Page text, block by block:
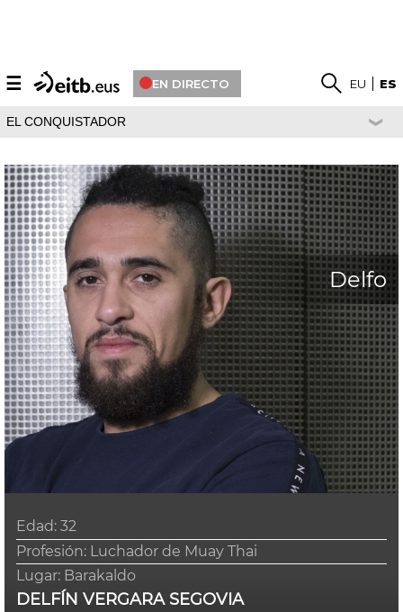
☰ EN DIRECTO EU ES
EL CONQUISTADOR
Delfo
Edad: 32
Profesión: Luchador de Muay Thai
Lugar: Barakaldo
DELFÍN VERGARA SEGOVIA